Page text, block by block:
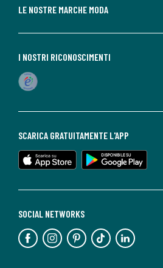
LE NOSTRE MARCHE MODA
SOCIAL NETWORKS
SCARICA GRATUITAMENTE L'APP
I NOSTRI RICONOSCIMENTI